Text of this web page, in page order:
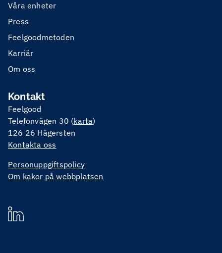
Våra enheter
Press
Feelgoodmetoden
Karriär
Om oss
Kontakt
Feelgood
Telefonvägen 30 (karta)
126 26 Hägersten
Kontakta oss
Personuppgiftspolicy
Om kakor på webbplatsen